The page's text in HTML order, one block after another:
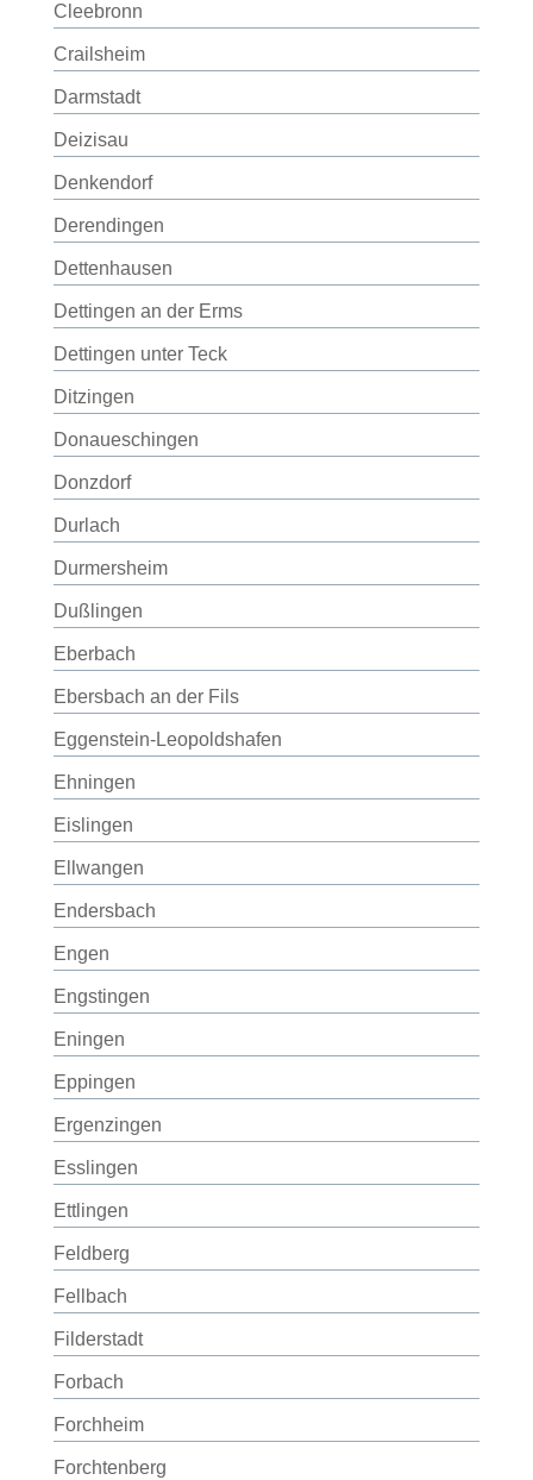
Cleebronn
Crailsheim
Darmstadt
Deizisau
Denkendorf
Derendingen
Dettenhausen
Dettingen an der Erms
Dettingen unter Teck
Ditzingen
Donaueschingen
Donzdorf
Durlach
Durmersheim
Dußlingen
Eberbach
Ebersbach an der Fils
Eggenstein-Leopoldshafen
Ehningen
Eislingen
Ellwangen
Endersbach
Engen
Engstingen
Eningen
Eppingen
Ergenzingen
Esslingen
Ettlingen
Feldberg
Fellbach
Filderstadt
Forbach
Forchheim
Forchtenberg